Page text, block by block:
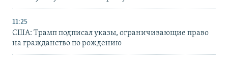
11:25
США: Трамп подписал указы, ограничивающие право
на гражданство по рождению